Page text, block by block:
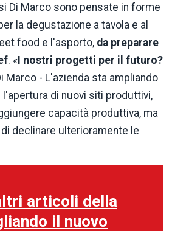
Di Marco sono pensate in forme
la degustazione a tavola e al
food e l'asporto, da preparare
. «I nostri progetti per il futuro?
Marco - L'azienda sta ampliando
l'apertura di nuovi siti produttivi,
capacità produttiva, ma
declinare ulterioramente le
articoli della
il nuovo